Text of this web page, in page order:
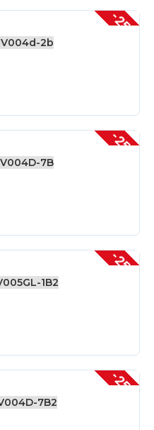
-25 %
V004d-2b
-25 %
7B
-25 %
1B2
-25 %
7B2